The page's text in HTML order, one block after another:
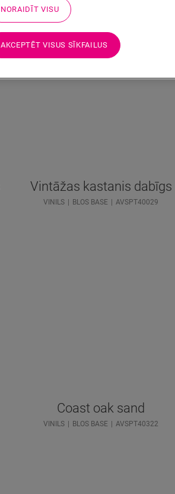
Vintāžas kastanis dabīgs
VINILS BLOS BASE AVSPT40029
Coast oak sand
VINILS BLOS BASE AVSPT40322
NORAIDĪT VISU
AKCEPTĒT VISUS SĪKFAILUS